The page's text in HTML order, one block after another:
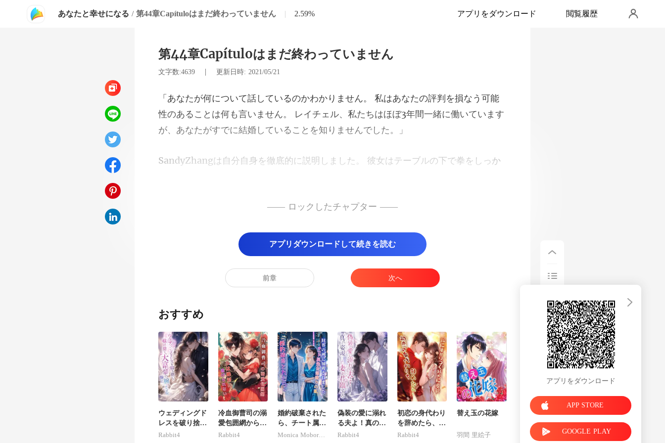
あなたと幸せになる / 第44章Capítuloはまだ終わっていません | 2.59% アプリをダウンロード 閲覧履歴
第44章Capítuloはまだ終わっていません
文字数:4639 | 更新日時: 2021/05/21
なう可能
性のあることは何も言いません。 レイチェル、私たちはほぼ3年間
しました。 彼女はテーブルの下で拳をしっか
こに連れて行くのもいいと思います。 物事は本当にも
—— ロックしたチャプター ——
アプリダウンロードして続きを読む
前章 次へ
おすすめ
ウェディングド
レスを破り捨
て、私は大富豪
Rabbit4
冷血御曹司の溺
愛包囲網からは
絶対に逃げられ
Rabbit4
婚約破棄された
ら、チート属性
全部盛りの私が
偽装の愛に溺れ
る夫よ！真の姿
現した妻が君臨
Rabbit4
初恋の身代わり
を辞めたら、私
にすがりつく狂
Rabbit4
替え玉の花嫁
羽間 里絵子
アプリをダウンロード
APP STORE
GOOGLE PLAY